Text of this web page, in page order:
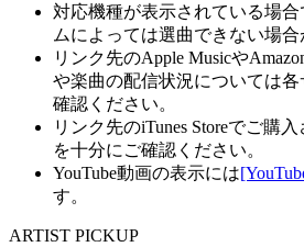
対応機種が表示されている場
ムによっては選曲できない場合
リンク先のApple Musicや
や楽曲の配信状況については
確認ください。
リンク先のiTunes Storeでご購
を十分にご確認ください。
YouTube動画の表示には
す。
ARTIST PICKUP